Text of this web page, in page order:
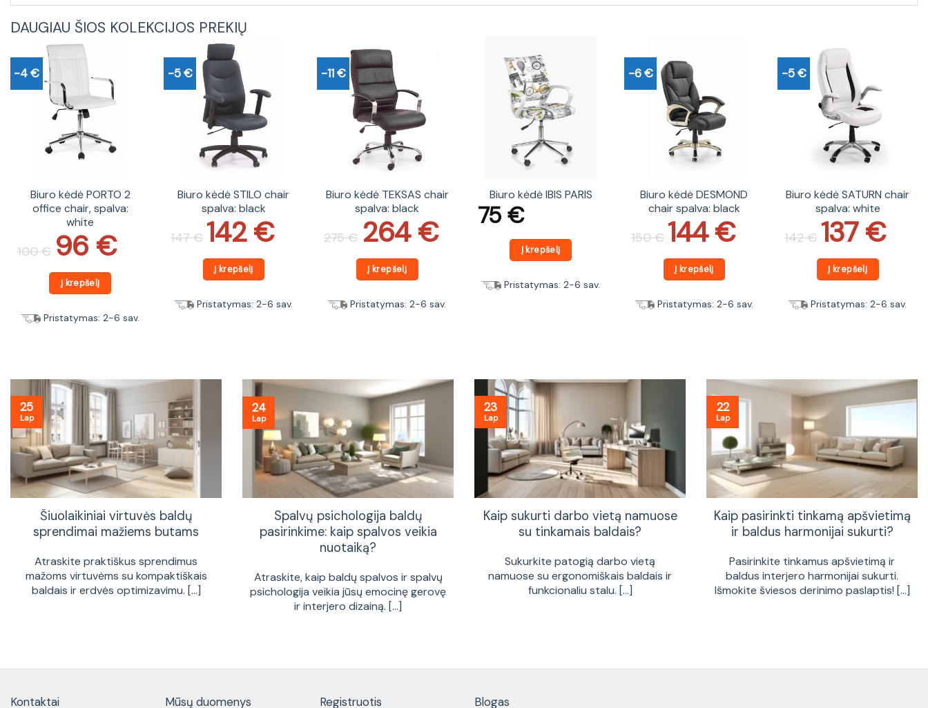
DAUGIAU ŠIOS KOLEKCIJOS PREKIŲ
-4 €
Biuro kėdė PORTO 2
office chair, spalva:
white
100€
price
was: 96 €
price
is:
Į krepšelį
Pristatymas: 2-6 sav.
-5 €
Biuro kėdė STILO chair
spalva: black
147€
Original
price
was: 142€
Current
price
is:
Į krepšelį
Pristatymas: 2-6 sav.
-11 €
Biuro kėdė TEKSAS chair
spalva: black
275€
price
was: 264€
price
is:
Į krepšelį
Pristatymas: 2-6 sav.
Biuro kėdė IBIS PARIS
75 €
Į krepšelį
Pristatymas: 2-6 sav.
-6 €
Biuro kėdė DESMOND
chair spalva: black
150€
price
was: 144€
Current
price
is:
Į krepšelį
Pristatymas: 2-6 sav.
-5 €
Biuro kėdė SATURN chair
spalva: white
142€
price
was: 137€
Current
price
is:
Į krepšelį
Pristatymas: 2-6 sav.
Šiuolaikiniai virtuvės baldų
sprendimai mažiems butams
Atraskite praktiškus sprendimus
mažoms virtuvėms su kompaktiškais
baldais ir erdvės optimizavimu. [...]
25
Lap
Spalvų psichologija baldų
pasirinkime: kaip spalvos veikia
nuotaiką?
Atraskite, kaip baldų spalvos ir spalvų
psichologija veikia jūsų emocinę gerovę
ir interjero dizainą. [...]
24
Lap
Kaip sukurti darbo vietą namuose
su tinkamais baldais?
Sukurkite patogią darbo vietą
namuose su ergonomiškais baldais ir
funkcionaliu stalu. [...]
23
Lap
Kaip pasirinkti tinkamą apšvietimą
ir baldus harmonijai sukurti?
Pasirinkite tinkamus apšvietimą ir
baldus interjero harmonijai sukurti.
Išmokite šviesos derinimo paslaptis! [...]
22
Lap
Kontaktai Mūsų duomenys Registruotis Blogas